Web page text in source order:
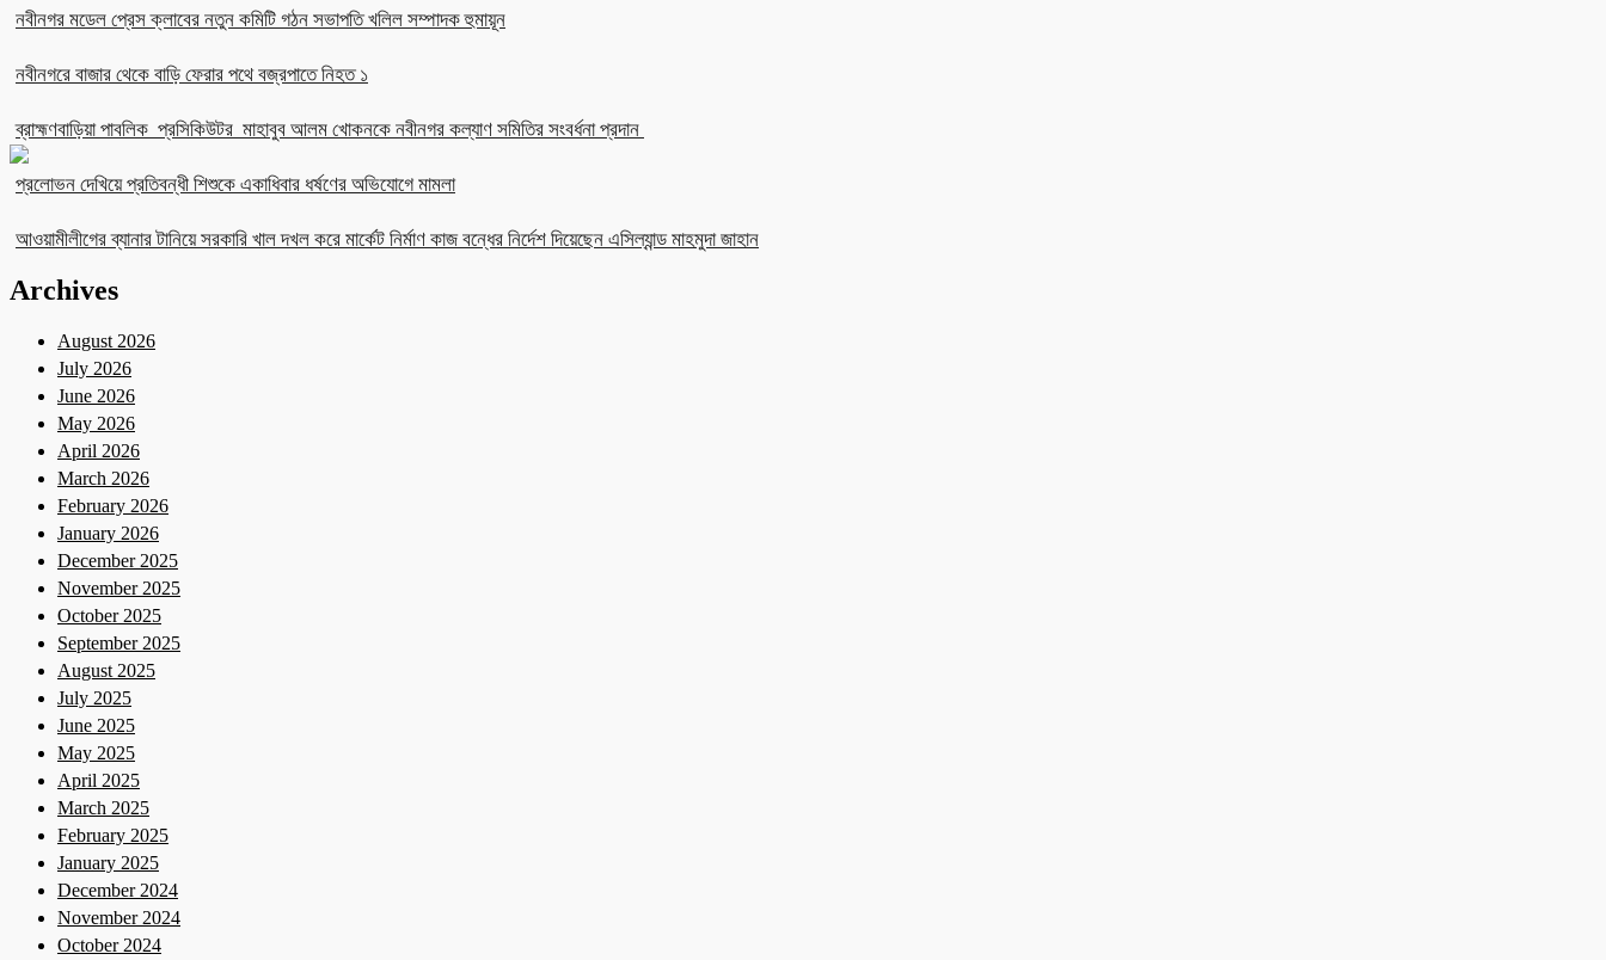
নবীনগর মডেল প্রেস ক্লাবের নতুন কমিটি গঠন সভাপতি খলিল সম্পাদক হুমায়ূন
নবীনগরে বাজার থেকে বাড়ি ফেরার পথে বজ্রপাতে নিহত ১
ব্রাহ্মণবাড়িয়া পাবলিক প্রসিকিউটর মাহাবুব আলম খোকনকে নবীনগর কল্যাণ সমিতির সংবর্ধনা প্রদান
প্রলোভন দেখিয়ে প্রতিবন্ধী শিশুকে একাধিবার ধর্ষণের অভিযোগে মামলা
আওয়ামীলীগের ব্যানার টানিয়ে সরকারি খাল দখল করে মার্কেট নির্মাণ কাজ বন্ধের নির্দেশ দিয়েছেন এসিল্যান্ড মাহমুদা জাহান
Archives
August 2026
July 2026
June 2026
May 2026
April 2026
March 2026
February 2026
January 2026
December 2025
November 2025
October 2025
September 2025
August 2025
July 2025
June 2025
May 2025
April 2025
March 2025
February 2025
January 2025
December 2024
November 2024
October 2024